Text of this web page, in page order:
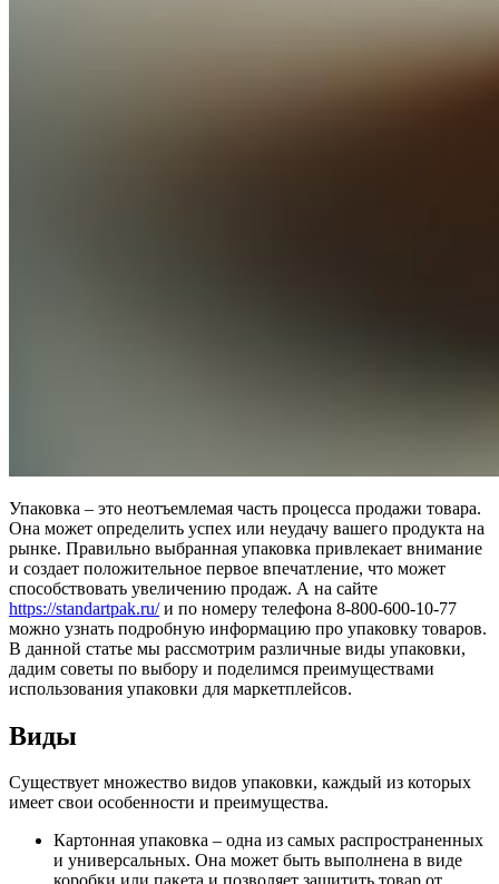
Упаковка – это неотъемлемая часть процесса продажи товара.
Она может определить успех или неудачу вашего продукта на
рынке. Правильно выбранная упаковка привлекает внимание
и создает положительное первое впечатление, что может
способствовать увеличению продаж. А на сайте
https://standartpak.ru/и по номеру телефона 8-800-600-10-77
можно узнать подробную информацию про упаковку товаров.
В данной статье мы рассмотрим различные виды упаковки,
дадим советы по выбору и поделимся преимуществами
использования упаковки для маркетплейсов.
Виды
Существует множество видов упаковки, каждый из которых
имеет свои особенности и преимущества.
Картонная упаковка – одна из самых распространенных
и универсальных. Она может быть выполнена в виде